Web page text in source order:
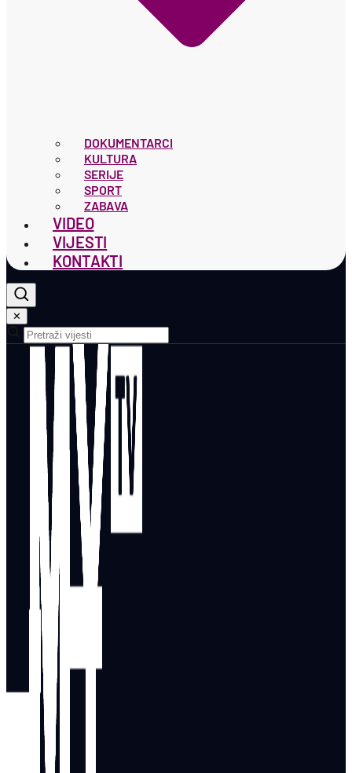
DOKUMENTARCI
KULTURA
SERIJE
SPORT
ZABAVA
VIDEO
VIJESTI
KONTAKTI
✕